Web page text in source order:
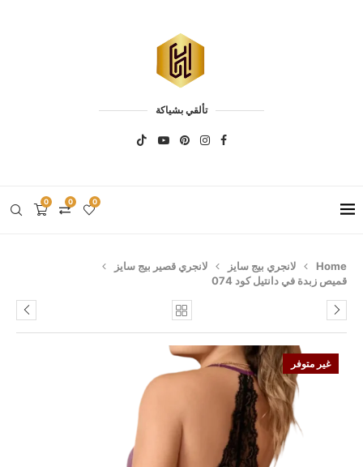
تألقي بشياكة
0 0 0
Home لانجري بيج سايز
لانجري قصير بيج سايز
قميص زبدة في دانتيل كود 074
غير متوفر